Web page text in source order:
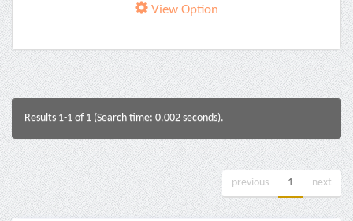
View Option
Results 1-1 of 1 (Search time: 0.002 seconds).
previous 1 next